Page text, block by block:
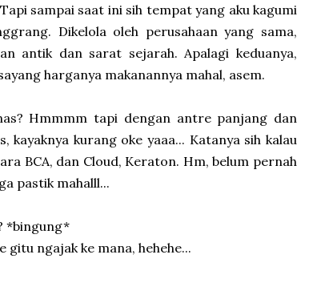
sampai saat ini sih tempat yang aku kagumi
Dikelola oleh perusahaan yang sama,
antik dan sarat sejarah. Apalagi keduanya,
harganya makanannya mahal, asem.
Hmmmm tapi dengan antre panjang dan
kurang oke yaaa... Katanya sih kalau
BCA, dan Cloud, Keraton. Hm, belum pernah
pastik mahalll...
*bingung*
gitu ngajak ke mana, hehehe...